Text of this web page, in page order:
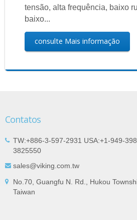
tensão, alta frequência, baixo
baixo...
consulte Mais informação
Contatos
TW:+886-3-597-2931 USA:+1-949-
3825550
sales@viking.com.tw
No.70, Guangfu N. Rd., Hukou
Taiwan